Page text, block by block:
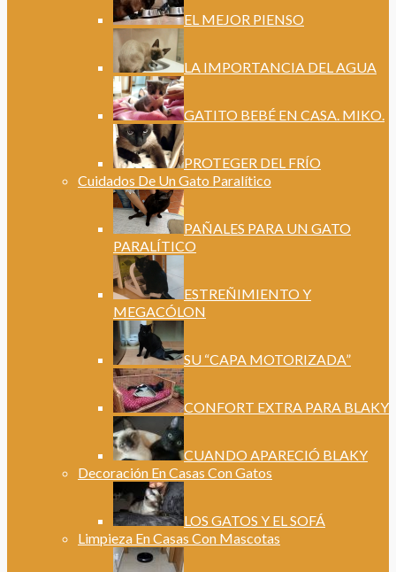
EL MEJOR PIENSO
LA IMPORTANCIA DEL AGUA
GATITO BEBÉ EN CASA. MIKO.
PROTEGER DEL FRÍO
Cuidados De Un Gato Paralítico
PAÑALES PARA UN GATO
PARALÍTICO
ESTREÑIMIENTO Y
MEGACÓLON
SU “CAPA MOTORIZADA”
CONFORT EXTRA PARA BLAKY
CUANDO APARECIÓ BLAKY
Decoración En Casas Con Gatos
LOS GATOS Y EL SOFÁ
Limpieza En Casas Con Mascotas